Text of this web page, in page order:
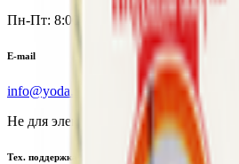
Пн-Пт: 8:00 - 17:00
E-mail
info@yoda.by
Не для электронных обращений
Тех. поддержка